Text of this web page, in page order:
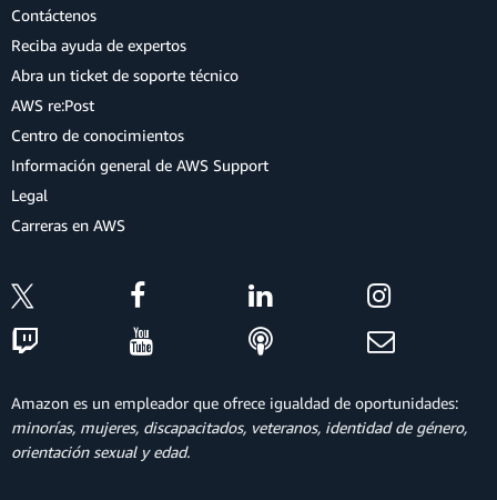
Contáctenos
Reciba ayuda de expertos
Abra un ticket de soporte técnico
AWS re:Post
Centro de conocimientos
Información general de AWS Support
Legal
Carreras en AWS
Amazon es un empleador que ofrece igualdad de oportunidades:
minorías, mujeres, discapacitados, veteranos, identidad de género,
orientación sexual y edad.